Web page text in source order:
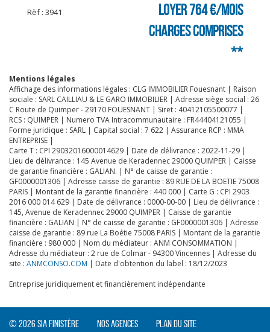
Rèf : 3941
Loyer 764 €/mois
charges comprises
**
Mentions légales
Affichage des informations légales : CLG IMMOBILIER Fouesnant | Raison
sociale : SARL CAILLIAU & LE GARO IMMOBILIER | Adresse siège social : 26
C Route de Quimper - 29170 FOUESNANT | Siret : 40412105500077 |
RCS : QUIMPER | Numero TVA Intracommunautaire : FR44404121055 |
Forme juridique : SARL | Capital social : 7 622 | Assurance RCP : MMA
ENTREPRISE |
Carte T : CPI 29032016000014629 | Date de délivrance : 2022-11-29 |
Lieu de délivrance : 145 Avenue de Keradennec 29000 QUIMPER | Caisse
de garantie financière : GALIAN. | N° de caisse de garantie :
GF0000001306 | Adresse caisse de garantie : 89 RUE DE LA BOETIE 75008
PARIS | Montant de la garantie financière : 440 000 | Carte G : CPI 2903
2016 000 014 629 | Date de délivrance : 0000-00-00 | Lieu de délivrance :
145, Avenue de Keradennec 29000 QUIMPER | Caisse de garantie
financière : GALIAN | N° de caisse de garantie : GF0000001306 | Adresse
caisse de garantie : 89 rue La Boétie 75008 PARIS | Montant de la garantie
financière : 980 000 | Nom du médiateur : ANM CONSOMMATION |
Adresse du médiateur : 2 rue de Colmar - 94300 Vincennes | Adresse du
site : ANMCONSO.COM | Date d'obtention du label : 18/12/2023
Entreprise juridiquement et financièrement indépendante
© 2026 SIA Finistère Nos agences
Plan du site